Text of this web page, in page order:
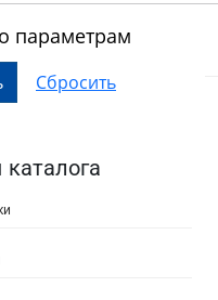
параметрам